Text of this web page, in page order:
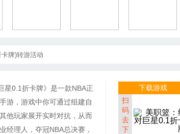
牌)转游活动
星0.1折卡牌》是一款NBA正
游，游戏中你可通过组建自
他玩家展开实时对抗，从而
经理人，夺冠NBA总决赛，
下载游戏
扫
码
去
下